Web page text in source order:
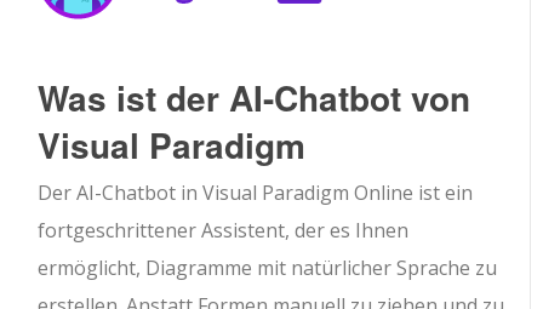
Was ist der AI-Chatbot von
Visual Paradigm
Der AI-Chatbot in Visual Paradigm Online ist ein
fortgeschrittener Assistent, der es Ihnen
ermöglicht, Diagramme mit natürlicher Sprache zu